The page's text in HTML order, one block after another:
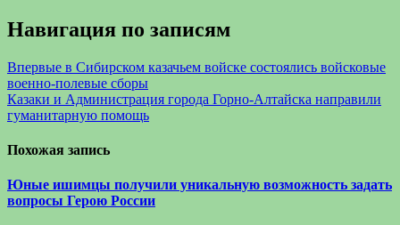
Навигация по записям
Впервые в Сибирском казачьем войске состоялись войсковые
военно-полевые сборы
Казаки и Администрация города Горно-Алтайска направили
гуманитарную помощь
Похожая запись
Юные ишимцы получили уникальную возможность задать
вопросы Герою России